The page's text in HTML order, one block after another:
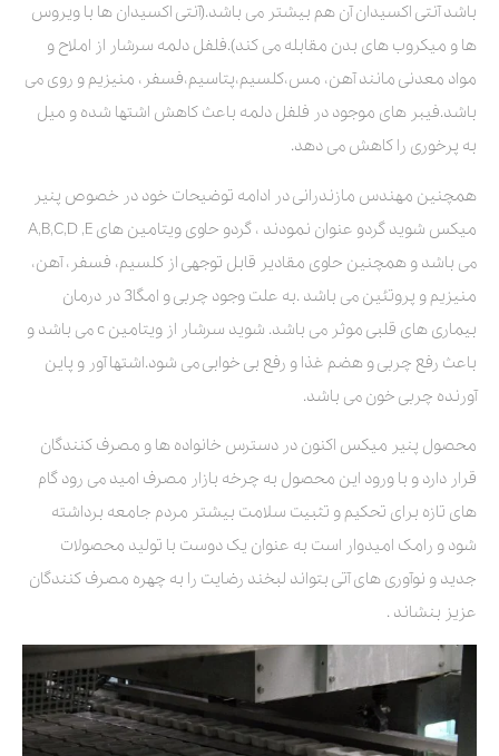
باشد آنتی اکسیدان آن هم بیشتر می باشد.(آنتی اکسیدان ها با ویروس
ها و میکروب های بدن مقابله می کند).فلفل دلمه سرشار از املاح و
مواد معدنی مانند آهن، مس،کلسیم،پتاسیم،فسفر، منیزیم و روی می
باشد.فیبر های موجود در فلفل دلمه باعث کاهش اشتها شده و میل
به پرخوری را کاهش می دهد.
همچنین مهندس مازندرانی در ادامه توضیحات خود در خصوص پنیر
میکس شوید گردو عنوان نمودند ، گردو حاوی ویتامین های A,B,C,D ,E
می باشد و همچنین حاوی مقادیر قابل توجهی از کلسیم، فسفر، آهن،
منیزیم و پروتئین می باشد .به علت وجود چربی و امگا3 در درمان
بیماری های قلبی موثر می باشد. شوید سرشار از ویتامین c می باشد و
باعث رفع چربی و هضم غذا و رفع بی خوابی می شود.اشتها آور و پاین
آورنده چربی خون می باشد.
محصول پنیر میکس اکنون در دسترس خانواده ها و مصرف کنندگان
قرار دارد و با ورود این محصول به چرخه بازار مصرف امید می رود گام
های تازه برای تحکیم و تثبیت سلامت بیشتر مردم جامعه برداشته
شود و رامک امیدوار است به عنوان یک دوست با تولید محصولات
جدید و نوآوری های آتی بتواند لبخند رضایت را به چهره مصرف کنندگان
عزیز بنشاند .